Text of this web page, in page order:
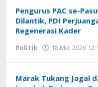
Pengurus PAC se-
Dilantik, PDI
Regenerasi Kader
Politik 18 Mei 2026
Marak Tukang Jagal